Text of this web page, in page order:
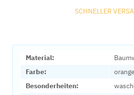
SCHNELLER
Material:
Farbe:
orange
Besonderheiten: